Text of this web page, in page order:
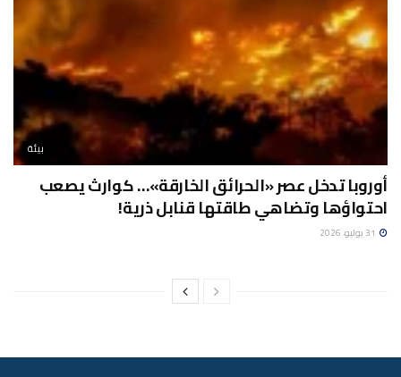
بيئة
أوروبا تدخل عصر «الحرائق الخارقة»… كوارث يصعب
احتواؤها وتضاهي طاقتها قنابل ذرية!